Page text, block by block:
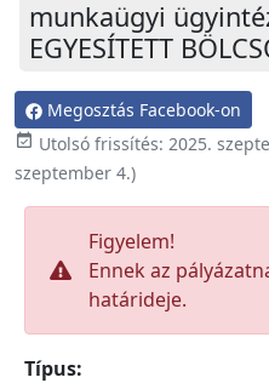
munkaügyi
EGYESÍTETT
Megosztás Facebook-on
 Utolsó frissítés: 2025.
szeptember 4.)
Figyelem!
Ennek az
határideje.
Típus: